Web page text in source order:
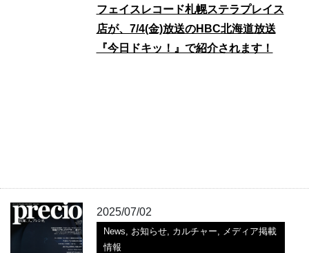
フェイスレコード札幌ステラプレイス
店が、7/4(金)放送のHBC北海道放送
『今日ドキッ！』で紹介されます！
2025/07/02
News, お知らせ, カルチャー, メディア掲載
情報